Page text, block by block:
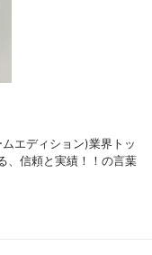
エディション)業界トッ
、信頼と実績！！の言葉